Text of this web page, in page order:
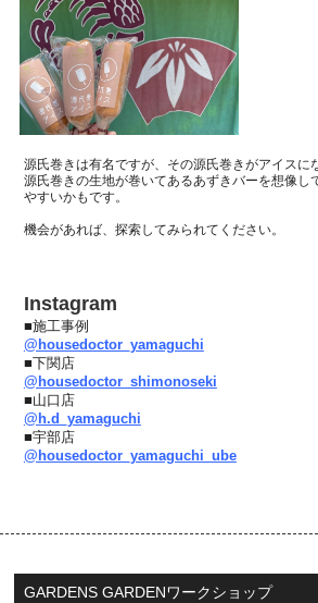
源氏巻きは有名ですが、その源氏巻きがアイスに
源氏巻きの生地が巻いてあるあずきバーを想像し
やすいかもです。
機会があれば、探索してみられてください。
Instagram
■施工事例
@housedoctor_yamaguchi
■下関店
@housedoctor_shimonoseki
■山口店
@h.d_yamaguchi
■宇部店
@housedoctor_yamaguchi_ube
GARDENS GARDENワークショップ